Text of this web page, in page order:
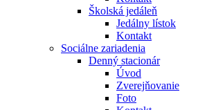
Školská jedáleň
Jedálny lístok
Kontakt
Sociálne zariadenia
Denný stacionár
Úvod
Zverejňovanie
Foto